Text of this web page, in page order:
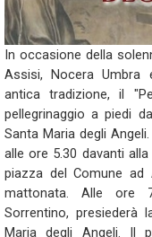
In occasione della
Assisi, Nocera Umbra
antica tradizione, il
pellegrinaggio a piedi
Santa Maria degli
alle ore 5.30 davanti
piazza del Comune ad
mattonata. Alle ore
Sorrentino, presiederà
Maria degli Angeli. Il